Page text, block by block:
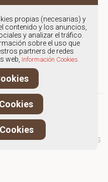
gestionados
en
los pedidos
semana, el
a partir del
, y ofrecemos nuestros
propias (necesarias) y
contenido y los anuncios,
y analizar el tráfico.
sobre el uso que
partners de redes
web, Información Cookies.